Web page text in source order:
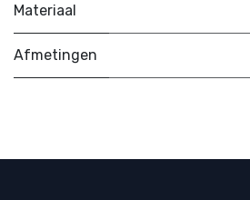
Materiaal
Afmetingen